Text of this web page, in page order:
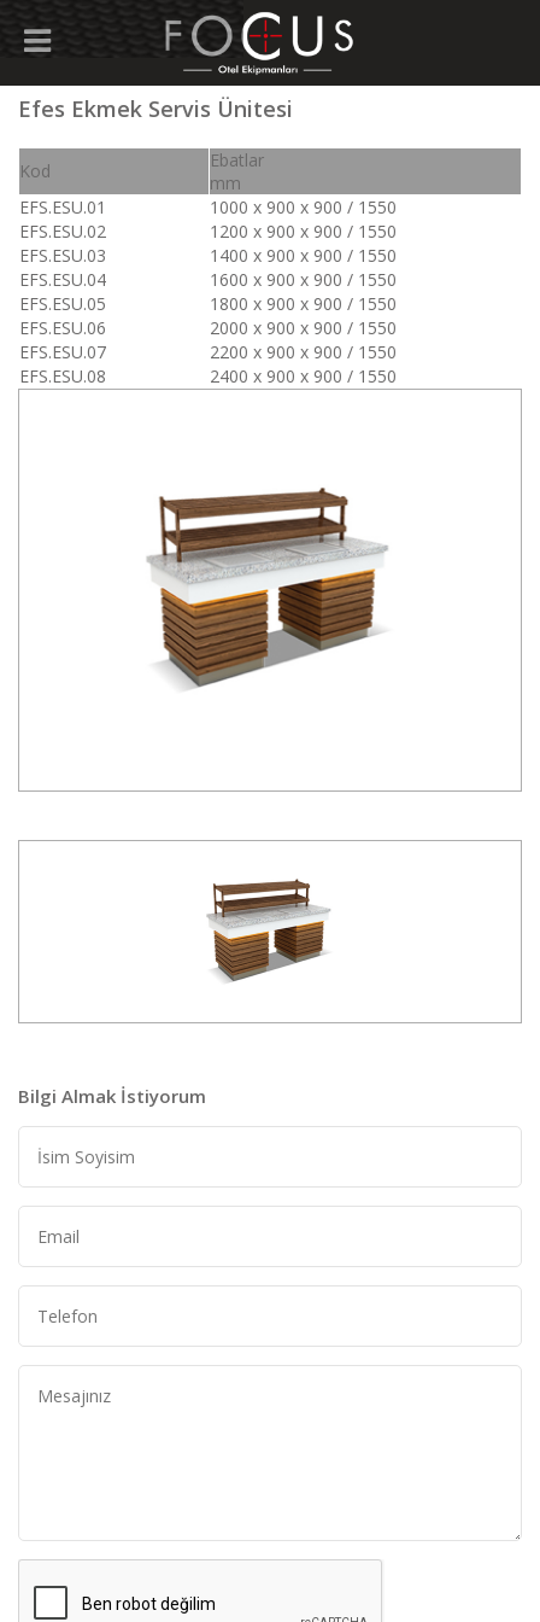
Efes Ekmek Servis Ünitesi
Kod
Ebatlar
mm
EFS.ESU.01
1000 x 900 x 900 / 1550
EFS.ESU.02
1200 x 900 x 900 / 1550
EFS.ESU.03
1400 x 900 x 900 / 1550
EFS.ESU.04
1600 x 900 x 900 / 1550
EFS.ESU.05
1800 x 900 x 900 / 1550
EFS.ESU.06
2000 x 900 x 900 / 1550
EFS.ESU.07
2200 x 900 x 900 / 1550
EFS.ESU.08
2400 x 900 x 900 / 1550
Bilgi Almak İstiyorum